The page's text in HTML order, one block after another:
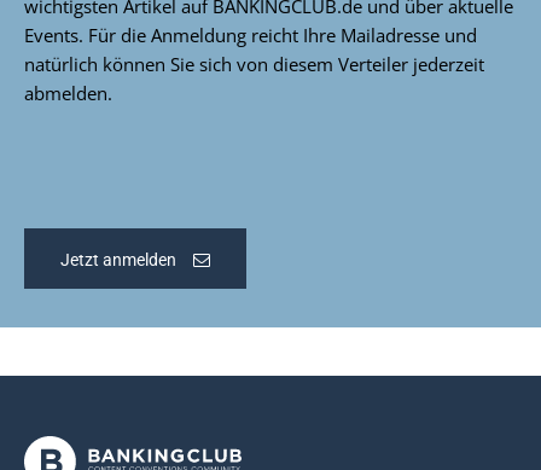
wichtigsten Artikel auf BANKINGCLUB.de und über aktuelle
Events. Für die Anmeldung reicht Ihre Mailadresse und
natürlich können Sie sich von diesem Verteiler jederzeit
abmelden.
Jetzt anmelden